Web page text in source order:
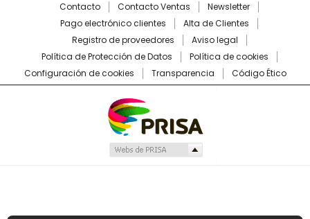
Contacto Contacto Ventas
Newsletter
Pago electrónico clientes
Alta de Clientes
Registro de proveedores
Aviso legal
Política de Protección de Datos
Política de cookies
Configuración de cookies
Transparencia Código Ético